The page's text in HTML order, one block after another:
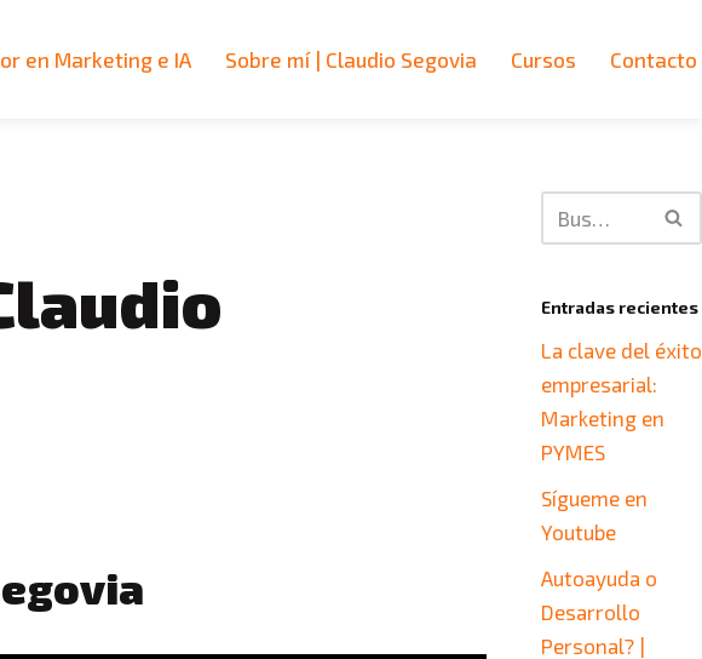
en Marketing e IA Sobre mí | Claudio Segovia Cursos Contacto
Entradas recientes
La clave del éxito
empresarial:
Marketing en
PYMES
Sígueme en
Youtube
Autoayuda o
Desarrollo
Personal? |